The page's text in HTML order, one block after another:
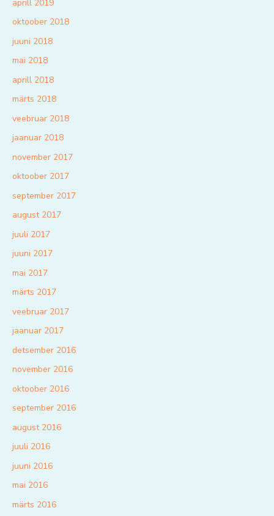
aprill 2019
oktoober 2018
juuni 2018
mai 2018
aprill 2018
märts 2018
veebruar 2018
jaanuar 2018
november 2017
oktoober 2017
september 2017
august 2017
juuli 2017
juuni 2017
mai 2017
märts 2017
veebruar 2017
jaanuar 2017
detsember 2016
november 2016
oktoober 2016
september 2016
august 2016
juuli 2016
juuni 2016
mai 2016
märts 2016